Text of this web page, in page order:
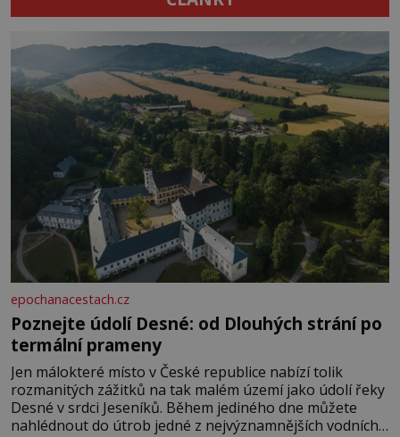
epochanacestach.cz
Poznejte údolí Desné: od Dlouhých strání po
termální prameny
Jen málokteré místo v České republice nabízí tolik
rozmanitých zážitků na tak malém území jako údolí řeky
Desné v srdci Jeseníků. Během jediného dne můžete
nahlédnout do útrob jedné z nejvýznamnějších vodních